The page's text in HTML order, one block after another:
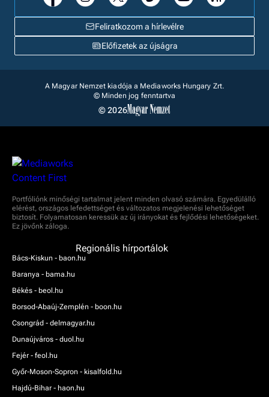
Feliratkozom a hírlevélre
Előfizetek az újságra
A Magyar Nemzet kiadója a Mediaworks Hungary Zrt.
© Minden jog fenntartva
© 2026
Portfóliónk minőségi tartalmat jelent minden olvasó számára. Egyedülálló
elérést, országos lefedettséget és változatos megjelenési lehetőséget
biztosít. Folyamatosan keressük az új irányokat és fejlődési lehetőségeket.
Ez jövőnk záloga.
Regionális hírportálok
Bács-Kiskun - baon.hu
Baranya - bama.hu
Békés - beol.hu
Borsod-Abaúj-Zemplén - boon.hu
Csongrád - delmagyar.hu
Dunaújváros - duol.hu
Fejér - feol.hu
Győr-Moson-Sopron - kisalfold.hu
Hajdú-Bihar - haon.hu